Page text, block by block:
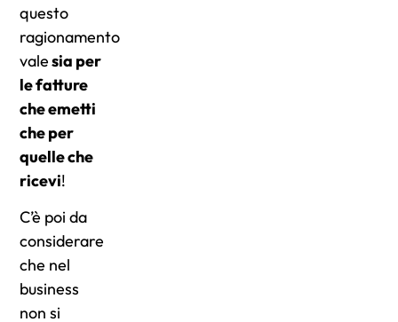
questo
ragionamento
valesia per
le fatture
che emetti
che per
quelle che
ricevi!
C’è poi da
considerare
che nel
business
non si